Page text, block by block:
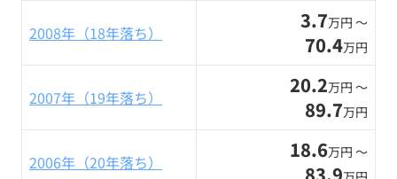
2008年（18年落ち） 3.7万円 〜
70.4万円
2007年（19年落ち） 20.2万円 〜
89.7万円
2006年（20年落ち） 18.6万円 〜